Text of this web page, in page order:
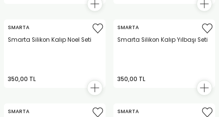
SMARTA
Smarta Silikon Kalıp Noel Seti
350,00 TL
SMARTA
Smarta Silikon Kalıp Yılbaşı Seti
350,00 TL
SMARTA SMARTA